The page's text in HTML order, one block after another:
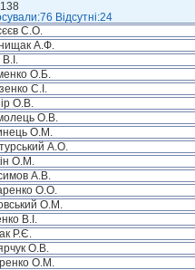
138
Відсутні:24
С.О.
А.Ф.
В.І.
О.Б.
С.І.
О.В.
О.В.
О.М.
А.О.
О.М.
А.В.
О.О.
О.М.
В.І.
Р.Є.
О.В.
О.М.